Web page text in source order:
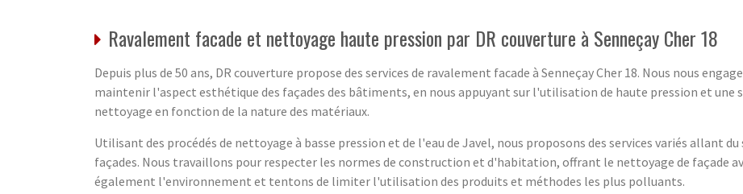
Ravalement facade et nettoyage haute pression par DR couverture à Senneçay Cher 18
Depuis plus de 50 ans, DR couverture propose des services de ravalement facade à Senneçay Cher 18. Nous nous
maintenir l'aspect esthétique des façades des bâtiments, en nous appuyant sur l'utilisation de haute pression et
nettoyage en fonction de la nature des matériaux.
Utilisant des procédés de nettoyage à basse pression et de l'eau de Javel, nous proposons des services variés allant
façades. Nous travaillons pour respecter les normes de construction et d'habitation, offrant le nettoyage de façade
également l'environnement et tentons de limiter l'utilisation des produits et méthodes les plus polluants.